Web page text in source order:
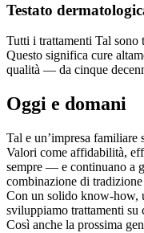
Testato
Tutti i trattamenti Tal sono
Questo significa cure
qualità — da cinque
Oggi e domani
Tal e un’impresa familiare
Valori come affidabilità,
sempre — e continuano a
combinazione di
Con un solido know-how,
sviluppiamo trattamenti su
Così anche la prossima